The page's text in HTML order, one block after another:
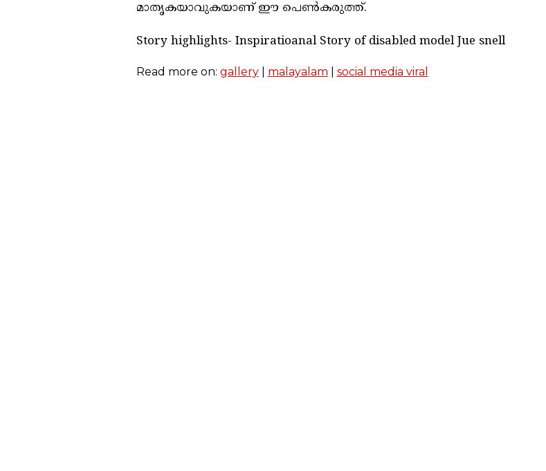
മാതൃകയാവുകയാണ് ഈ പെണ്‍കരുത്ത്.
Story highlights- Inspiratioanal Story of disabled model Jue snell
Read more on: gallery| malayalam social media viral